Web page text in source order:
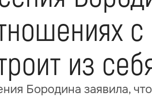
из
Бородина заявила,